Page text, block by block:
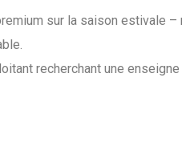
sur la saison estivale –
recherchant une enseigne